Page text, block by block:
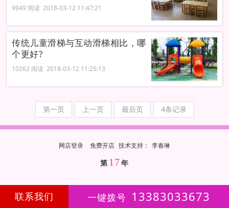
9949 阅读 2018-03-12 11:47:21
传统儿童滑梯与互动滑梯相比，哪
个更好?
10262 阅读 2018-03-12 11:25:13
第一页 上一页 最后页 4条记录
网店登录 免费开店 技术支持 ： 李春琳
第 17年
联系我们 一键拨号 13383033673